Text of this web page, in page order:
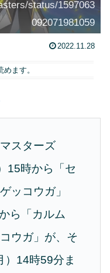
status/1597063
092071981059
2022.11.28
めます。
スターズ
15時から「セ
ッコウガ」
ら「カルム
ウガ」が、そ
）14時59分ま